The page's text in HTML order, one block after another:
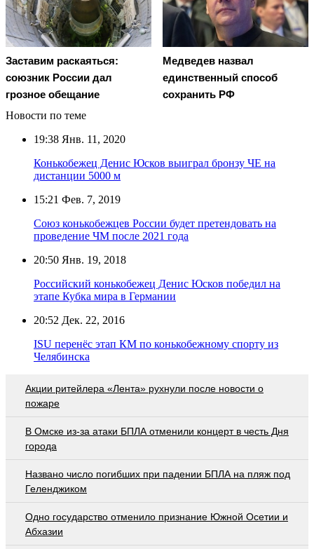
Заставим раскаяться:
союзник России дал
грозное обещание
Медведев назвал
единственный способ
сохранить РФ
Новости по теме
19:38 Янв. 11, 2020
Конькобежец Денис Юсков выиграл бронзу ЧЕ на
дистанции 5000 м
15:21 Фев. 7, 2019
Союз конькобежцев России будет претендовать на
проведение ЧМ после 2021 года
20:50 Янв. 19, 2018
Российский конькобежец Денис Юсков победил на
этапе Кубка мира в Германии
20:52 Дек. 22, 2016
ISU перенёс этап КМ по конькобежному спорту из
Челябинска
Акции ритейлера «Лента» рухнули после новости о
пожаре
В Омске из-за атаки БПЛА отменили концерт в честь Дня
города
Названо число погибших при падении БПЛА на пляж под
Геленджиком
Одно государство отменило признание Южной Осетии и
Абхазии